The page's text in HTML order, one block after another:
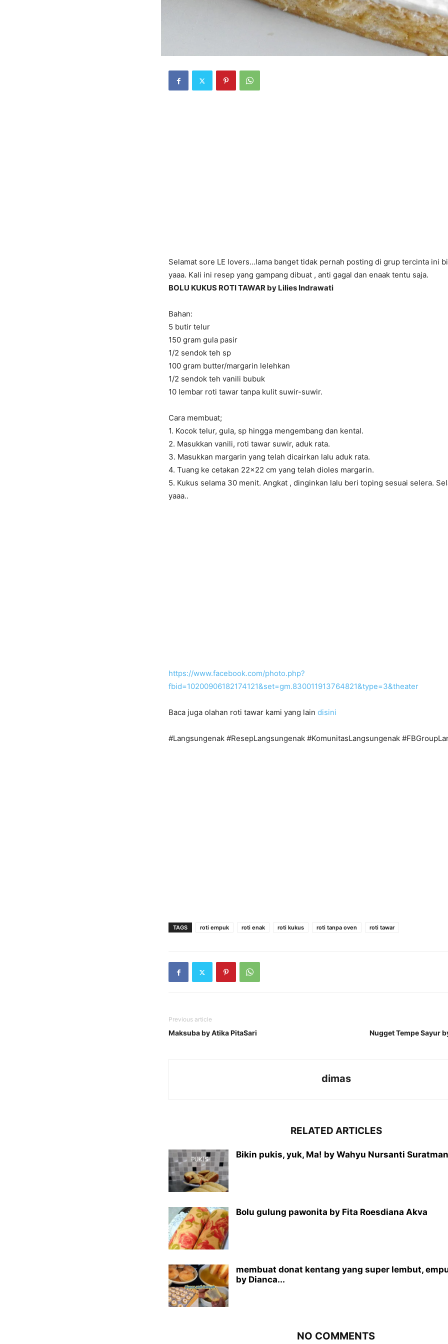
Selamat sore LE lovers…lama banget tidak pernah posting di grup tercinta ini
yaaa. Kali ini resep yang gampang dibuat , anti gagal dan enaak tentu saja.
BOLU KUKUS ROTI TAWAR by Lilies Indrawati
Bahan:
5 butir telur
150 gram gula pasir
1/2 sendok teh sp
100 gram butter/margarin lelehkan
1/2 sendok teh vanili bubuk
10 lembar roti tawar tanpa kulit suwir-suwir.
Cara membuat;
1. Kocok telur, gula, sp hingga mengembang dan kental.
2. Masukkan vanili, roti tawar suwir, aduk rata.
3. Masukkan margarin yang telah dicairkan lalu aduk rata.
4. Tuang ke cetakan 22×22 cm yang telah dioles margarin.
5. Kukus selama 30 menit. Angkat , dinginkan lalu beri toping sesuai selera.
yaaa..
https://www.facebook.com/photo.php?
fbid=10200906182174121&set=gm.830011913764821&type=3&theater
Baca juga olahan roti tawar kami yang lain disini
#Langsungenak #ResepLangsungenak #KomunitasLangsungenak
TAGS roti empuk roti enak roti kukus roti tanpa oven roti tawar
Previous article
Maksuba by Atika PitaSari Nugget Tempe Sayur
dimas
RELATED ARTICLES
Bikin pukis, yuk, Ma! by Wahyu Nursanti Suratman
Bolu gulung pawonita by Fita Roesdiana Akva
membuat donat kentang yang super lembut,
by Dianca...
NO COMMENTS